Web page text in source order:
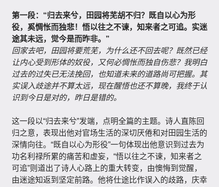
第一段：“归去来兮，田园将芜胡不归？既自以心为形
役，奚惆怅而独悲！悟以往之不谏，知来者之可追。实迷
途其未远，觉今是而昨非。”
回家去吧，田园将要荒芜，为什么还不回去呢？既然已经
让内心受到形体的奴役，又何必惆怅而独自伤悲？我明白
过去的过失已无法挽回，也知道未来的道路尚可把握。其
实误入歧途并不算太远，现在醒悟也还不算晚，我终于认
识到今日是对的，昨日是错的。
这一段以“归去来兮”发端，点明全篇的主题。诗人直陈回
归之意，表现出他对官场生活的深切厌倦和对田园生活的
深情向往。“既自以心为形役”一句体现出他意识到过去为
功名利禄所累的痛苦和虚妄，“悟以往之不谏，知来者之
可追”则道出了诗人心路上的重大转变，由懊悔到觉醒，
由迷途知返到坚定前路。他将仕途比作误入的歧路，庆幸